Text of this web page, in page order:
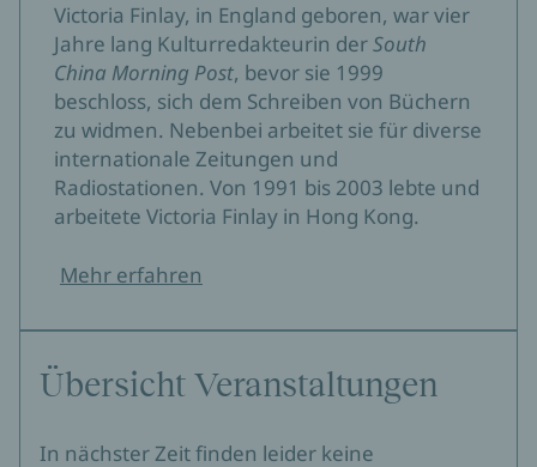
Victoria Finlay, in England geboren, war vier
Jahre lang Kulturredakteurin derSouth
China Morning Post, bevor sie 1999
beschloss, sich dem Schreiben von Büchern
zu widmen. Nebenbei arbeitet sie für diverse
internationale Zeitungen und
Radiostationen. Von 1991 bis 2003 lebte und
arbeitete Victoria Finlay in Hong Kong.
Mehr erfahren
Übersicht Veranstaltungen
In nächster Zeit finden leider keine